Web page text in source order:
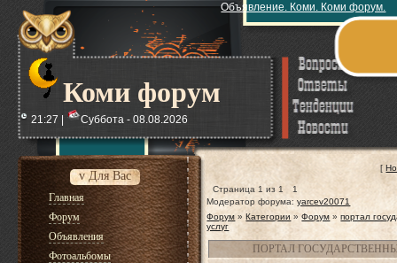
Коми форум
Объявление. Коми. Коми форум.
21:27 | Суббота - 08.08.2026
v Для Вас
Главная
Форум
Объявления
Фотоальбомы
[
Страница 1 из 1
1
Модератор форума:yarcev20071
Форум » Категории » Форум » портал
услуг
ПОРТАЛ